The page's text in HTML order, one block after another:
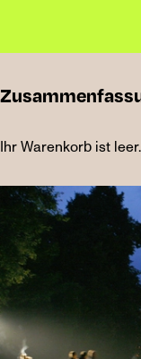
Ihr Warenkorb ist leer.